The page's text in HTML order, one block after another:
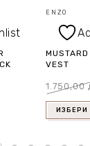
ENZO
VEST
1.750,00
ИЗБЕРИ